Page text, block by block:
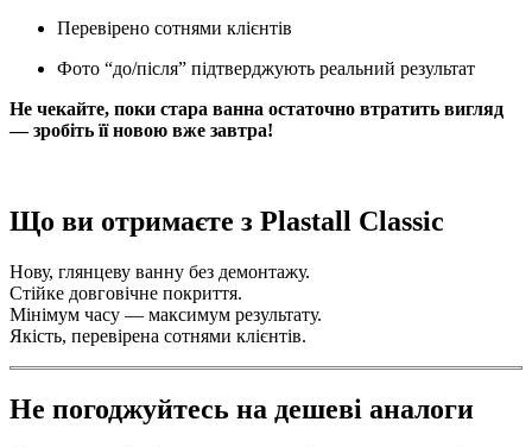
Перевірено сотнями клієнтів
Фото “до/після” підтверджують реальний результат
Не чекайте, поки стара ванна остаточно втратить вигляд
— зробіть її новою вже завтра!
Що ви отримаєте з Plastall Classic
Нову, глянцеву ванну без демонтажу.
Стійке довговічне покриття.
Мінімум часу — максимум результату.
Якість, перевірена сотнями клієнтів.
Не погоджуйтесь на дешеві аналоги